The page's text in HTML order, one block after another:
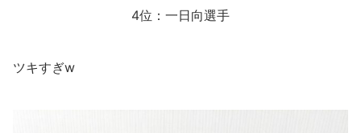
4位：一日向選手
ツキすぎw